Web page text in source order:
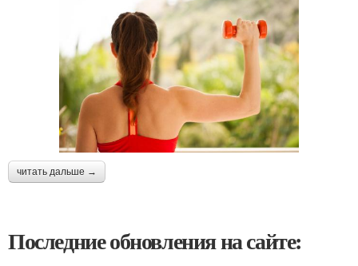
читать дальше →
Последние обновления на сайте: